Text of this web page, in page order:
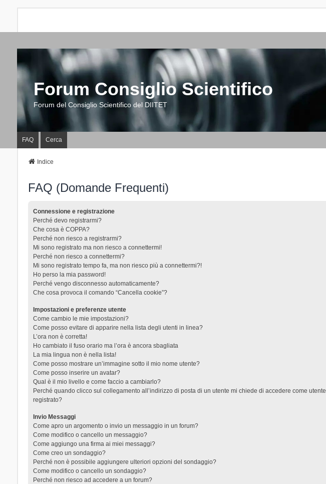
Forum Consiglio Scientifico
Forum del Consiglio Scientifico del DIITET
FAQ Cerca
Indice
FAQ (Domande Frequenti)
Connessione e registrazione
Perché devo registrarmi?
Che cosa è COPPA?
Perché non riesco a registrarmi?
Mi sono registrato ma non riesco a connettermi!
Perché non riesco a connettermi?
Mi sono registrato tempo fa, ma non riesco più a connettermi?!
Ho perso la mia password!
Perché vengo disconnesso automaticamente?
Che cosa provoca il comando “Cancella cookie”?
Impostazioni e preferenze utente
Come cambio le mie impostazioni?
Come posso evitare di apparire nella lista degli utenti in linea?
L’ora non è corretta!
Ho cambiato il fuso orario ma l’ora è ancora sbagliata
La mia lingua non è nella lista!
Come posso mostrare un’immagine sotto il mio nome utente?
Come posso inserire un avatar?
Qual è il mio livello e come faccio a cambiarlo?
Perché quando clicco sul collegamento all’indirizzo di posta di un utente mi chiede di accedere come utente
registrato?
Invio Messaggi
Come apro un argomento o invio un messaggio in un forum?
Come modifico o cancello un messaggio?
Come aggiungo una firma ai miei messaggi?
Come creo un sondaggio?
Perché non è possibile aggiungere ulteriori opzioni del sondaggio?
Come modifico o cancello un sondaggio?
Perché non riesco ad accedere a un forum?